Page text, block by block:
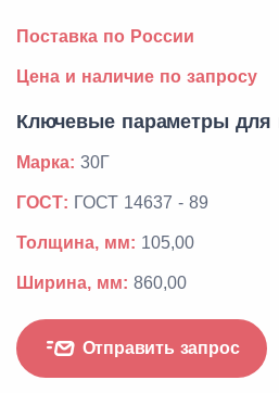
Поставка по России
Цена и наличие по запросу
Ключевые параметры для
Марка: 30Г
ГОСТ: ГОСТ 14637 - 89
Толщина, мм: 105,00
Ширина, мм: 860,00
Отправить запрос